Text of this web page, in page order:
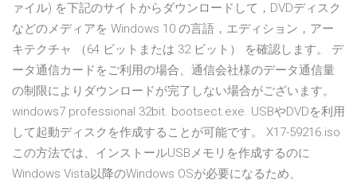
ァイル) を下記のサイトからダウンロードして，DVDディスク
などのメディアを Windows 10 の言語，エディション，アー
キテクチャ （64 ビットまたは 32 ビット） を確認します。 デ
ータ通信カードをご利用の場合、通信会社様のデータ通信量
の制限によりダウンロードが完了しない場合がございます。
windows7 professional 32bit. bootsect.exe. USBやDVDを利用
して起動ディスクを作成することが可能です。 X17-59216.iso
この方法では、インストールUSBメモリを作成するのに
Windows Vista以降のWindows OSが必要になるため、